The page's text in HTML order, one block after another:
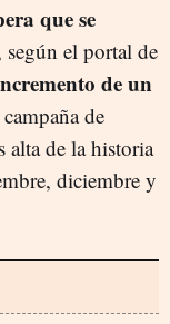
que se
según el portal de
de un
de
alta de la historia
diciembre y